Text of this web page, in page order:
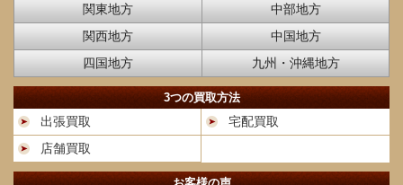
関東地方
中部地方
関西地方
中国地方
四国地方
九州・沖縄地方
3つの買取方法
出張買取
宅配買取
店舗買取